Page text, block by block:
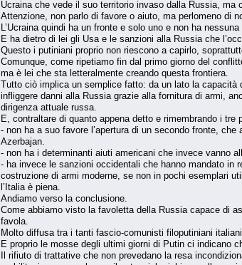
Ucraina che vede il suo territorio invaso dalla Russia, ma
Attenzione, non parlo di favore o aiuto, ma perlomeno di
L’Ucraina quindi ha un fronte e solo uno e non ha
E ha dietro di lei gli Usa e le sanzioni alla Russia che
Questo i putiniani proprio non riescono a capirlo,
Comunque, come ripetiamo fin dal primo giorno del
ma è lei che sta letteralmente creando questa frontiera.
Tutto ciò implica un semplice fatto: da un lato la capacità
infliggere danni alla Russia grazie alla fornitura di armi,
dirigenza attuale russa.
E, contraltare di quanto appena detto e rimembrando i
- non ha a suo favore l’apertura di un secondo fronte,
Azerbajan.
- non ha i determinanti aiuti americani che invece vanno
- ha invece le sanzioni occidentali che hanno mandato in
costruzione di armi moderne, se non in pochi esemplari
l’Italia è piena.
Andiamo verso la conclusione.
Come abbiamo visto la favoletta della Russia capace di
favola.
Molto diffusa tra i tanti fascio-comunisti filoputiniani
E proprio le mosse degli ultimi giorni di Putin ci indicano
Il rifiuto di trattative che non prevedano la resa